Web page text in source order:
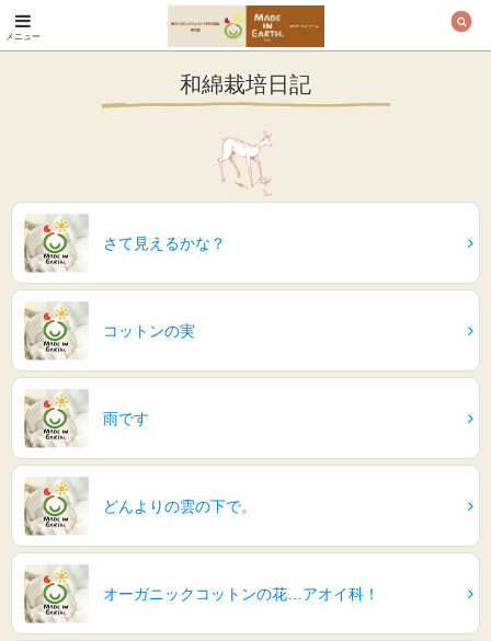
オーガニックコットン
製品と布ナプキン メ
イド・イン・アース
メニュー
和綿栽培日記
さて見えるかな？
コットンの実
雨です
どんよりの雲の下で。
オーガニックコットンの花…アオイ科！